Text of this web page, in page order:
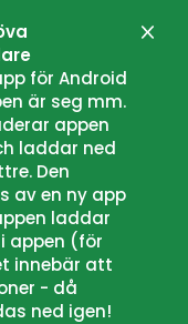
för Android
är seg mm.
appen
laddar ned
Den
av en ny app
laddar
appen (för
innebär att
- då
ned igen!